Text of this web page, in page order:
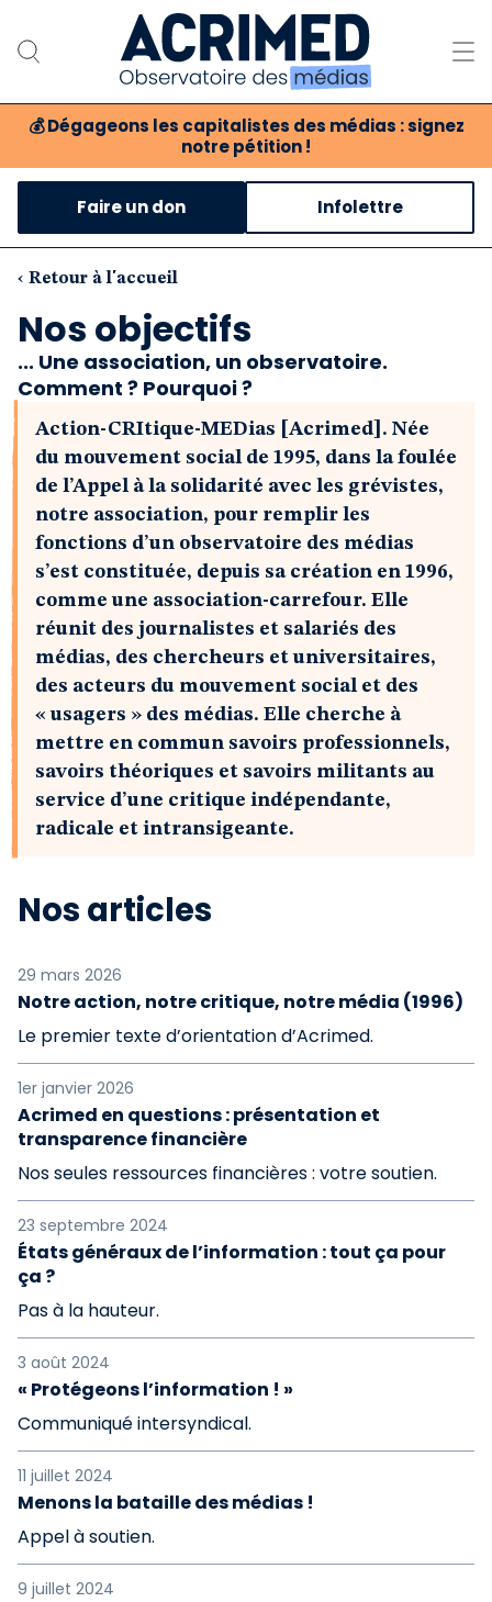
💰 Dégageons les capitalistes des médias : signez
notre pétition !
Notre association
Notre critique des médias
Nos propositions
Notre revue
Boutique
Faire un don Infolettre
‹ Retour à l'accueil
Nos objectifs
... Une association, un observatoire.
Comment ? Pourquoi ?
Action-CRItique-MEDias [Acrimed]. Née
du mouvement social de 1995, dans la foulée
de l’Appel à la solidarité avec les grévistes,
notre association, pour remplir les
fonctions d’un observatoire des médias
s’est constituée, depuis sa création en 1996,
comme une association-carrefour. Elle
réunit des journalistes et salariés des
médias, des chercheurs et universitaires,
des acteurs du mouvement social et des
« usagers » des médias. Elle cherche à
mettre en commun savoirs professionnels,
savoirs théoriques et savoirs militants au
service d’une critique indépendante,
radicale et intransigeante.
Nos articles
29 mars 2026
Notre action, notre critique, notre média (1996)
Le premier texte d’orientation d’Acrimed.
1er janvier 2026
Acrimed en questions : présentation et
transparence financière
Nos seules ressources financières : votre soutien.
23 septembre 2024
États généraux de l’information : tout ça pour
ça ?
Pas à la hauteur.
3 août 2024
« Protégeons l’information ! »
Communiqué intersyndical.
11 juillet 2024
Menons la bataille des médias !
Appel à soutien.
9 juillet 2024